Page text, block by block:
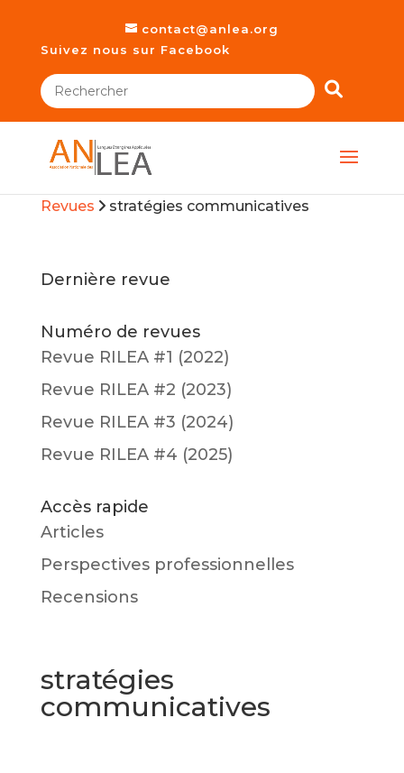
contact@anlea.org
Suivez nous sur Facebook
Revues stratégies communicatives
Dernière revue
Numéro de revues
Revue RILEA #1 (2022)
Revue RILEA #2 (2023)
Revue RILEA #3 (2024)
Revue RILEA #4 (2025)
Accès rapide
Articles
Perspectives professionnelles
Recensions
stratégies
communicatives